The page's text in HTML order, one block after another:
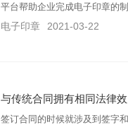
平台帮助企业完成电子印章的
电子印章平台，帮助企业更加
电子印章 2021-03-22
与传统合同拥有相同法律
签订合同的时候就涉及到签字